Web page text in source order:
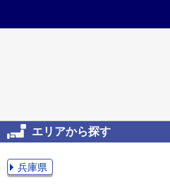
エリアから探す
兵庫県